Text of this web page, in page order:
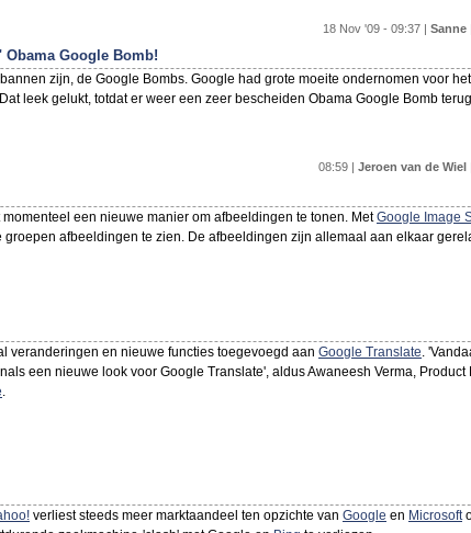
18 Nov '09 - 09:37 | Sanne
Google Bomb!
zijn, de Google Bombs. Google had grote moeite ondernomen voor
leek gelukt, totdat er weer een zeer bescheiden Obama Google Bomb
08:59 | Jeroen van de Wiel
momenteel een nieuwe manier om afbeeldingen te tonen. MetGoogle Image
groepen afbeeldingen te zien. De afbeeldingen zijn allemaal aan elkaar
veranderingen en nieuwe functies toegevoegd aan Google Translate.
een nieuwe look voor Google Translate', aldus Awaneesh Verma,
.
verliest steeds meer marktaandeel ten opzichte van Google en Microsoft